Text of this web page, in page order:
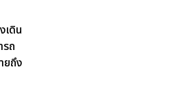
เดิน
รถ
ยถึง